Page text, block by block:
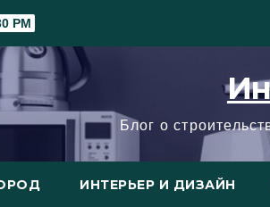
PM
Блог о
ИНТЕРЬЕР И ДИЗАЙН